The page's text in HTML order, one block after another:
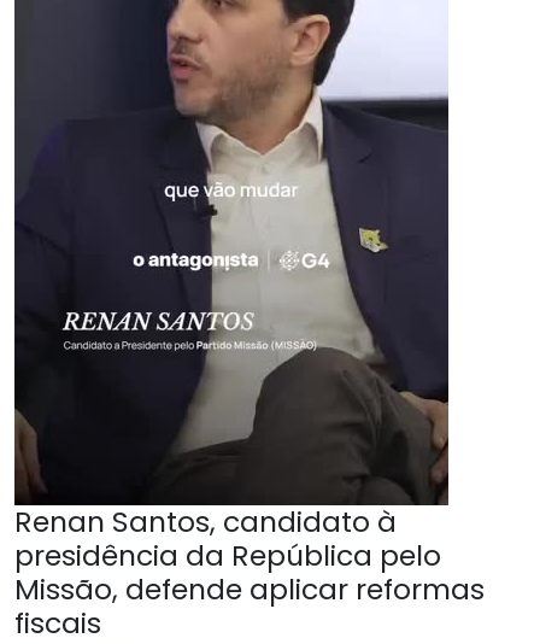
Renan Santos, candidato à
presidência da República pelo
Missão, defende aplicar reformas
fiscais